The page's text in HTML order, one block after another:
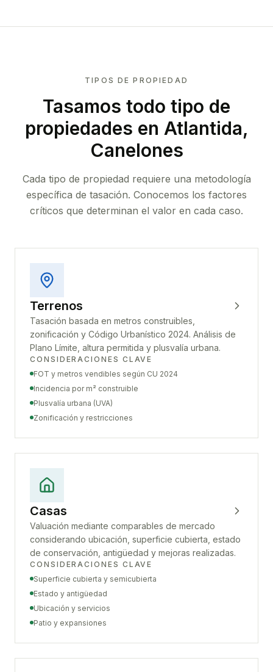
TIPOS DE PROPIEDAD
Tasamos todo tipo de
propiedades en Atlantida,
Canelones
Cada tipo de propiedad requiere una metodología
específica de tasación. Conocemos los factores
críticos que determinan el valor en cada caso.
Terrenos
Tasación basada en metros construibles,
zonificación y Código Urbanístico 2024. Análisis de
Plano Límite, altura permitida y plusvalía urbana.
CONSIDERACIONES CLAVE
FOT y metros vendibles según CU 2024
Incidencia por m² construible
Plusvalía urbana (UVA)
Zonificación y restricciones
Casas
Valuación mediante comparables de mercado
considerando ubicación, superficie cubierta, estado
de conservación, antigüedad y mejoras realizadas.
CONSIDERACIONES CLAVE
Superficie cubierta y semicubierta
Estado y antigüedad
Ubicación y servicios
Patio y expansiones